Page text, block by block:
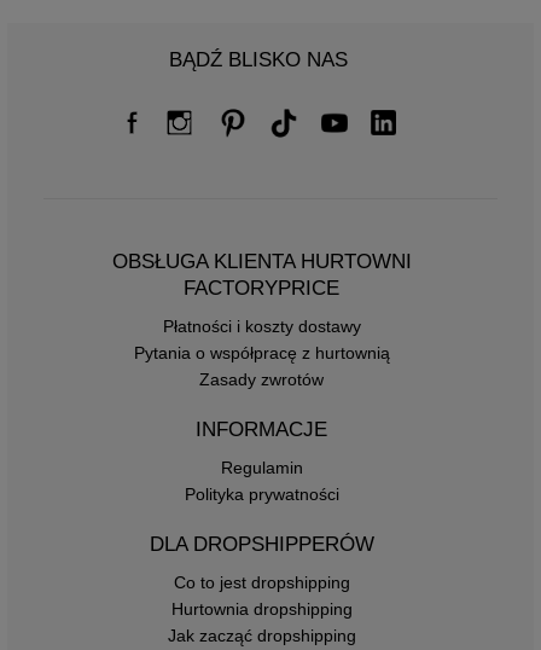
BĄDŹ BLISKO NAS
OBSŁUGA KLIENTA HURTOWNI
FACTORYPRICE
Płatności i koszty dostawy
Pytania o współpracę z hurtownią
Zasady zwrotów
INFORMACJE
Regulamin
Polityka prywatności
DLA DROPSHIPPERÓW
Co to jest dropshipping
Hurtownia dropshipping
Jak zacząć dropshipping